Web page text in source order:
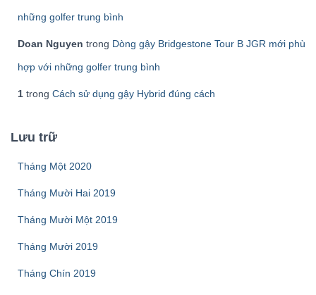
những golfer trung bình
Doan Nguyen trong Dòng gậy Bridgestone Tour B JGR mới phù
hợp với những golfer trung bình
1 trong Cách sử dụng gậy Hybrid đúng cách
Lưu trữ
Tháng Một 2020
Tháng Mười Hai 2019
Tháng Mười Một 2019
Tháng Mười 2019
Tháng Chín 2019